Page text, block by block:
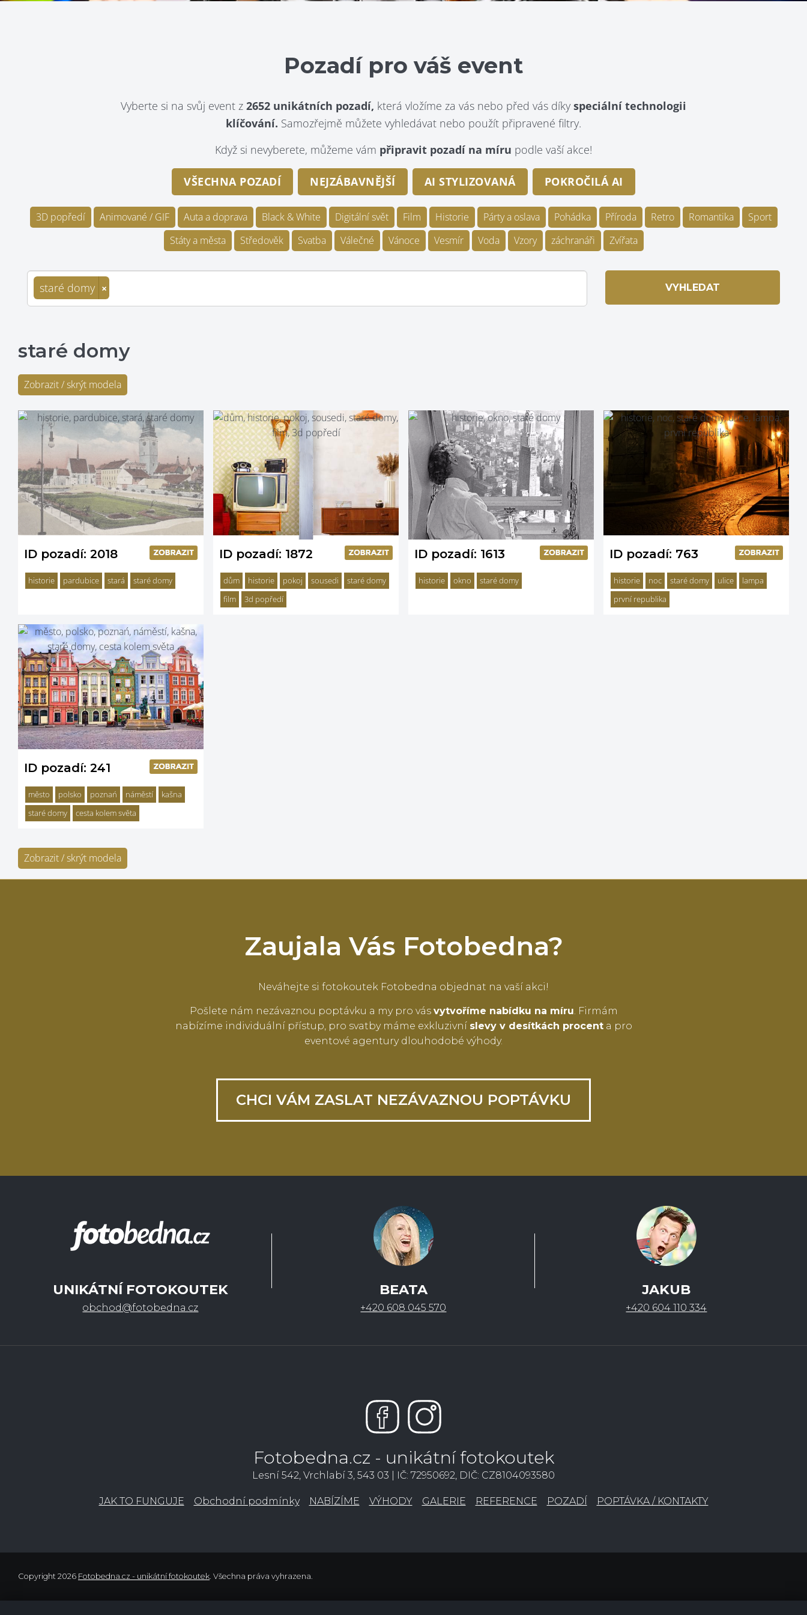
Pozadí pro váš event
Vyberte si na svůj event z 2652 unikátních pozadí, která vložíme za vás nebo před vás díky speciální technologii
klíčování. Samozřejmě můžete vyhledávat nebo použít připravené filtry.
Když si nevyberete, můžeme vám připravit pozadí na míru podle vaší akce!
VŠECHNA POZADÍ NEJZÁBAVNĚJŠÍ AI STYLIZOVANÁ POKROČILÁ AI
3D popředí Animované / GIF Auta a doprava Black & White Digitální svět Film Historie Párty a oslava Pohádka Příroda Retro Romantika
Sport
Státy a města
Středověk Svatba Válečné Vánoce Vesmír Voda Vzory záchranáři Zvířata
staré domy × VYHLEDAT
staré domy
Zobrazit / skrýt modela
ID pozadí: 2018
historie pardubice stará staré domy
ID pozadí: 1872
dům historie pokoj sousedi
staré domy
film
3d popředí
ID pozadí: 1613
historie okno staré domy
ID pozadí: 763
historie noc staré domy ulice
lampa
první republika
ID pozadí: 241
město polsko poznań náměstí
kašna
staré domy
cesta kolem světa
Zobrazit / skrýt modela
Zaujala Vás Fotobedna?
Neváhejte si fotokoutek Fotobedna objednat na vaší akci!
Pošlete nám nezávaznou poptávku a my pro vás vytvoříme nabídku na míru. Firmám
nabízíme individuální přístup, pro svatby máme exkluzivní slevy v desítkách procenta pro
eventové agentury dlouhodobé výhody.
CHCI VÁM ZASLAT NEZÁVAZNOU POPTÁVKU
UNIKÁTNÍ FOTOKOUTEK
obchod@fotobedna.cz
BEATA
+420 608 045 570
JAKUB
+420 604 110 334
Fotobedna.cz - unikátní fotokoutek
Lesní 542, Vrchlabí 3, 543 03 | IČ: 72950692, DIČ: CZ8104093580
JAK TO FUNGUJE Obchodní podmínky NABÍZÍME VÝHODY GALERIE REFERENCE POZADÍ POPTÁVKA / KONTAKTY
Copyright 2026 Fotobedna.cz - unikátní fotokoutek. Všechna práva vyhrazena.